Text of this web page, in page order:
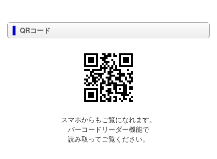
QRコード
スマホからもご覧になれます。
バーコードリーダー機能で
読み取ってご覧ください。